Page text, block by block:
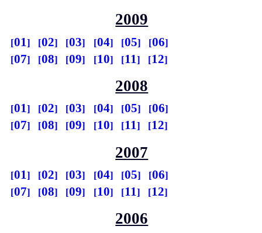
2009
01 02 03 04 05
06
07
08 09 10 11 12
2008
01 02 03 04 05
06
07
08 09 10 11 12
2007
01 02 03 04 05
06
07
08 09 10 11 12
2006